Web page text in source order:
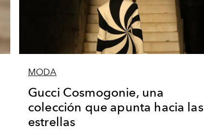
MODA
Gucci Cosmogonie, una
colección que apunta hacia las
estrellas